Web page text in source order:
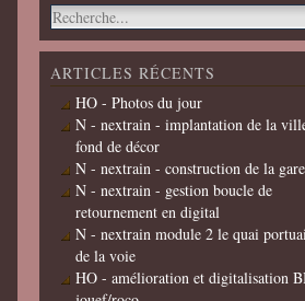
ARTICLES RÉCENTS
HO - Photos du jour
N - nextrain - implantation de la
fond de décor
N - nextrain - construction de la gare
N - nextrain - gestion boucle de
retournement en digital
N - nextrain module 2 le quai
de la voie
HO - amélioration et digitalisation